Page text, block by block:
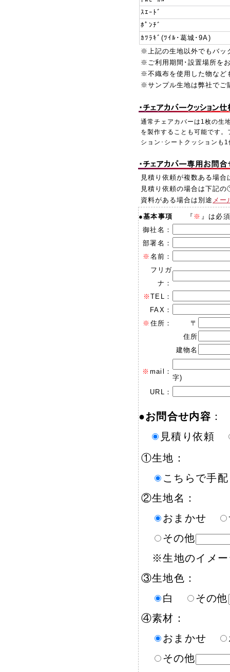
ｽｴｰﾄﾞ
ﾎﾟﾝﾁﾞ
ｶﾂﾗｷﾞ(ﾂｲﾙ･葛城･9A)
※上記の生地以外でもバッ
※ご利用期間･設置場所を
※不織布を使用した物など
※サンプル生地は弊社でご
通常チェアカバーは1枚の生
を製作することも可能です
ション･シートクッションも
見積り依頼が複数ある場
見積り依頼の場合は下記
資料がある場合は別途 メー
●基本事項 『 ※ 』は必
御社名：
部署名：
※ 名前：
フリガ
ナ：
※TEL：
FAX：
※ 住所：
〒
住所
建物名
※ mail：
字)
URL：
●お問合せ内容 ：
見積り依頼
①生地：
こちらで手
②生地名：
おまかせ
その他
※生地のイメー
③生地色：
白
その他
④素材：
おまかせ
その他